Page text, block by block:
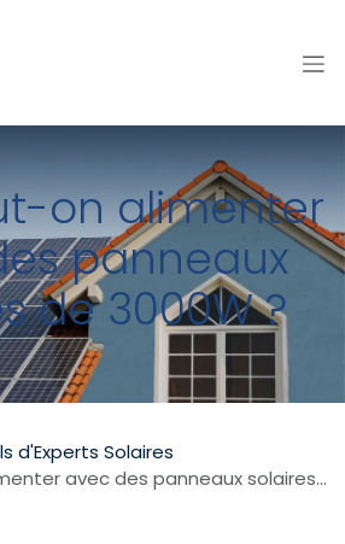
on alimenter
panneaux
de 3000W ?
d'Experts Solaires
avec des panneaux solaires de 3000W ?